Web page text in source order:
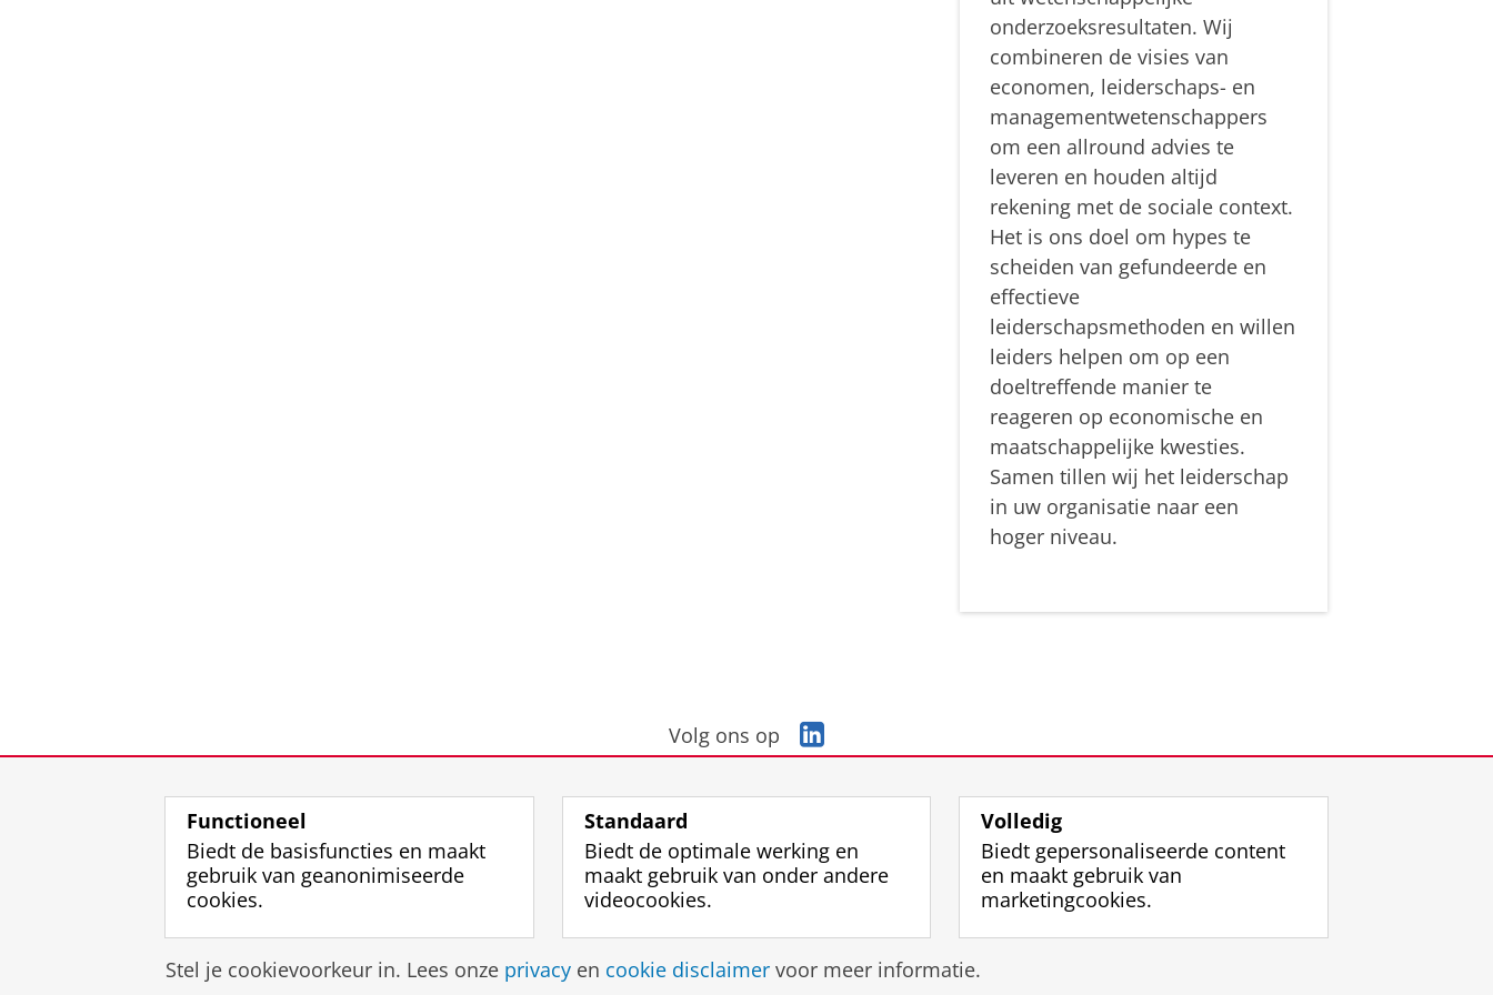
onderzoeksresultaten. Wij
combineren de visies van
economen, leiderschaps- en
managementwetenschappers
om een allround advies te
leveren en houden altijd
rekening met de sociale context.
Het is ons doel om hypes te
scheiden van gefundeerde en
effectieve
leiderschapsmethoden en willen
leiders helpen om op een
doeltreffende manier te
reageren op economische en
maatschappelijke kwesties.
Samen tillen wij het leiderschap
in uw organisatie naar een
hoger niveau.
Volg ons op
i
d
I
a
Disclaimer & Copyright Privacy Cookies Inloggen
Functioneel
Biedt de basisfuncties en maakt
gebruik van geanonimiseerde
cookies.
Standaard
Biedt de optimale werking en
maakt gebruik van onder andere
videocookies.
Volledig
Biedt gepersonaliseerde content
en maakt gebruik van
marketingcookies.
Stel je cookievoorkeur in. Lees onze privacy en cookie disclaimer voor meer informatie.